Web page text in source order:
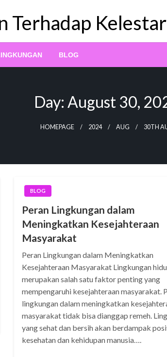
Terhadap
BLOG
Day: August 30,
HOMEPAGE 2024 AUG 30TH
BLOG
Peran Lingkungan dalam
Meningkatkan Kesejahteraan
Masyarakat
Peran Lingkungan dalam Meningkatkan
Kesejahteraan Masyarakat Lingkungan
merupakan salah satu faktor penting yang
mempengaruhi kesejahteraan masyarakat.
lingkungan dalam meningkatkan
masyarakat tidak bisa dianggap remeh.
yang sehat dan bersih akan berdampak
kesehatan dan kehidupan manusia….